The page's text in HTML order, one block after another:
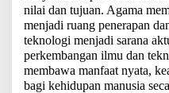
nilai dan tujuan. Agama
menjadi ruang penerapan
teknologi menjadi sarana
perkembangan ilmu dan
membawa manfaat nyata,
bagi kehidupan manusia